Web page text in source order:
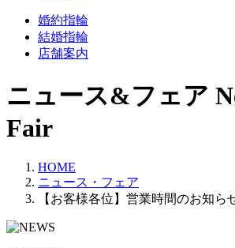
婚約指輪
結婚指輪
店舗案内
ニュース&フェア
Fair
HOME
ニュース・フェア
【お客様各位】営業時間のお知ら